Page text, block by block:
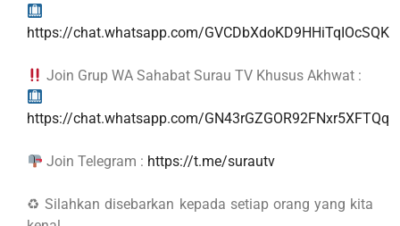
https://chat.whatsapp.com/GVCDbXdoKD9HHiTqIOcSQK
Join Grup WA Sahabat Surau TV Khusus Akhwat :
https://chat.whatsapp.com/GN43rGZGOR92FNxr5XFTQq
Join Telegram : https://t.me/surautv
♻ Silahkan disebarkan kepada setiap orang yang kita